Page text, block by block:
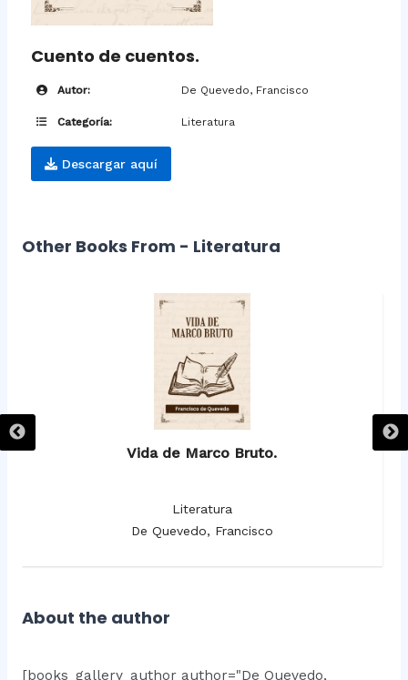
Cuento de cuentos.
Autor: De Quevedo, Francisco
Categoría: Literatura
Descargar aquí
Other Books From - Literatura
Vida de Marco Bruto.
Literatura
De Quevedo, Francisco
About the author
[books_gallery_author author="De Quevedo,